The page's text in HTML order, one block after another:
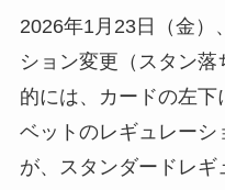
2026年1月23日（金）
ション変更（スタン
的には、カードの左
ベットのレギュレーシ
が、スタンダードレ